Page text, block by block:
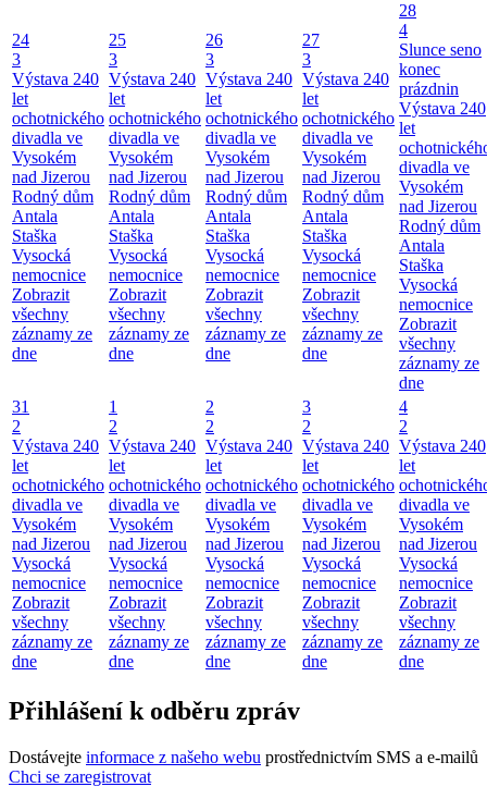
24
3
Výstava 240
let
ochotnického
divadla ve
Vysokém
nad Jizerou
Rodný dům
Antala
Staška
Vysocká
nemocnice
Zobrazit
všechny
záznamy ze
dne
25
3
Výstava 240
let
ochotnického
divadla ve
Vysokém
nad Jizerou
Rodný dům
Antala
Staška
Vysocká
nemocnice
Zobrazit
všechny
záznamy ze
dne
26
3
Výstava 240
let
ochotnického
divadla ve
Vysokém
nad Jizerou
Rodný dům
Antala
Staška
Vysocká
nemocnice
Zobrazit
všechny
záznamy ze
dne
27
3
Výstava 240
let
ochotnického
divadla ve
Vysokém
nad Jizerou
Rodný dům
Antala
Staška
Vysocká
nemocnice
Zobrazit
všechny
záznamy ze
dne
28
4
Slunce seno
konec
prázdnin
Výstava 240
let
divadla ve
Vysokém
nad Jizerou
Rodný dům
Antala
Staška
Vysocká
nemocnice
Zobrazit
všechny
záznamy ze
dne
31
2
Výstava 240
let
ochotnického
divadla ve
Vysokém
nad Jizerou
Vysocká
nemocnice
Zobrazit
všechny
záznamy ze
dne
1
2
Výstava 240
let
ochotnického
divadla ve
Vysokém
nad Jizerou
Vysocká
nemocnice
Zobrazit
všechny
záznamy ze
dne
2
2
Výstava 240
let
ochotnického
divadla ve
Vysokém
nad Jizerou
Vysocká
nemocnice
Zobrazit
všechny
záznamy ze
dne
3
2
Výstava 240
let
ochotnického
divadla ve
Vysokém
nad Jizerou
Vysocká
nemocnice
Zobrazit
všechny
záznamy ze
dne
4
2
Výstava 240
let
divadla ve
Vysokém
nad Jizerou
Vysocká
nemocnice
Zobrazit
všechny
záznamy ze
dne
Přihlášení k odběru zpráv
Dostávejte informace z našeho webu prostřednictvím SMS a e-mailů
Chci se zaregistrovat